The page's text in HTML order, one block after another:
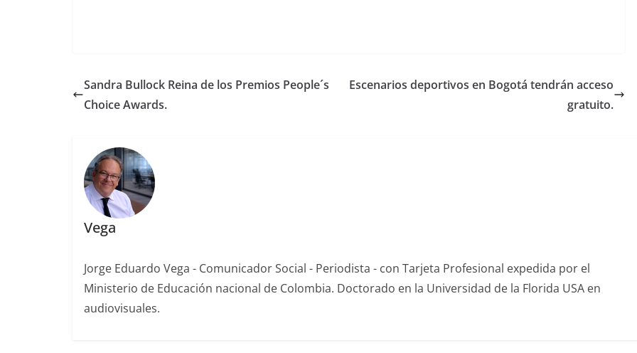
Sandra Bullock Reina de los Premios People´s
Choice Awards.
Escenarios deportivos en Bogotá tendrán acceso
gratuito.
Vega
Jorge Eduardo Vega - Comunicador Social - Periodista - con Tarjeta Profesional expedida por el
Ministerio de Educación nacional de Colombia. Doctorado en la Universidad de la Florida USA en
audiovisuales.